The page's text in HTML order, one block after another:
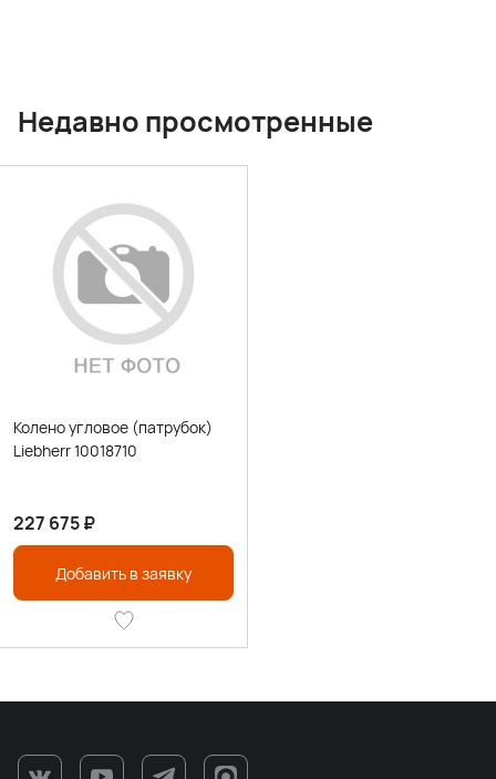
Недавно просмотренные
Колено угловое (патрубок)
Liebherr 10018710
227 675₽
Добавить в заявку